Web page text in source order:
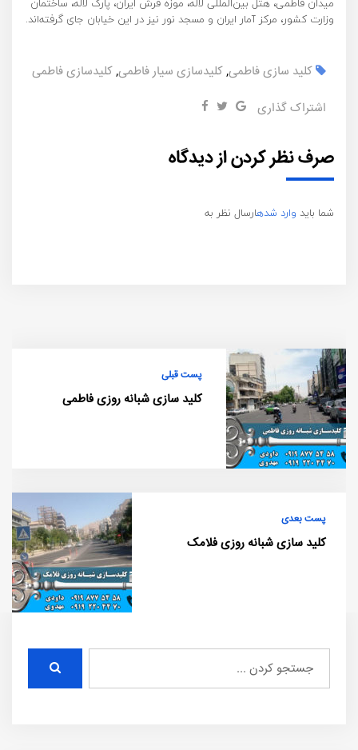
وزارت کشور، مرکز آمار ایران و مسجد نور نیز در این خیابان جای گرفته‌اند.
کلید سازی فاطمی,کلیدسازی سیار فاطمی,کلیدسازی فاطمی
اشتراک گذاری
صرف نظر کردن از دیدگاه
شما باید وارد شدهارسال نظر به
پست قبلی
کلید سازی شبانه روزی فاطمی
پست بعدی
کلید سازی شبانه روزی فلامک